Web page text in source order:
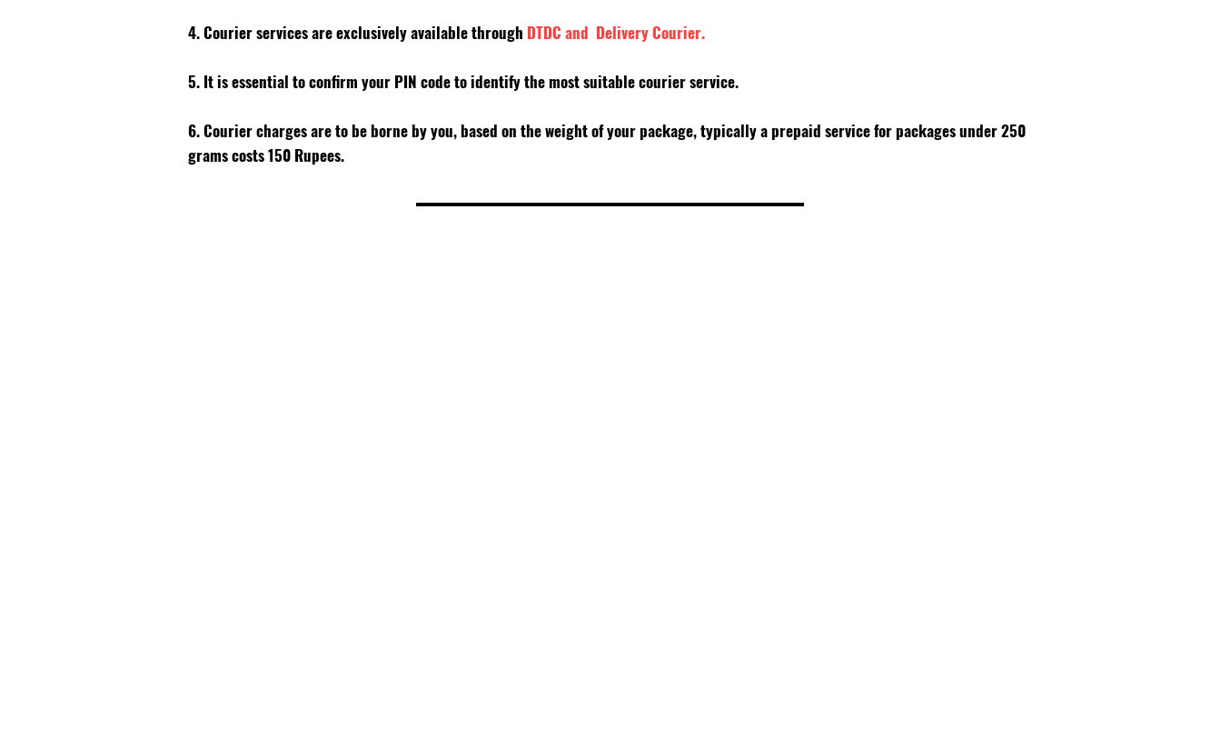
4. Courier services are exclusively available through DTDC and Delivery Courier.
5. It is essential to confirm your PIN code to identify the most suitable courier service.
6. Courier charges are to be borne by you, based on the weight of your package, typically a prepaid service for packages under 250
grams costs 150 Rupees.